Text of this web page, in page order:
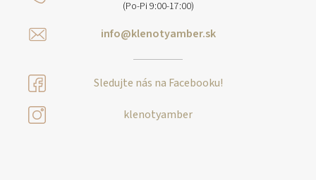
(Po-Pi 9:00-17:00)
info@klenotyamber.sk
Sledujte nás na Facebooku!
klenotyamber